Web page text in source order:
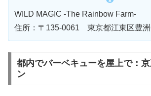
WILD MAGIC -The Rainbow Farm-
住所：〒135-0061 東京都江東区豊
都内でバーベキューを屋上で：
ン